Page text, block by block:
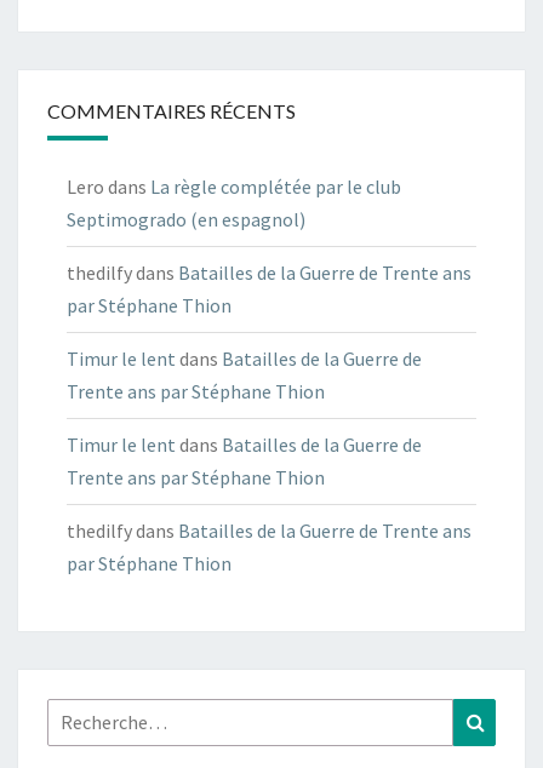
COMMENTAIRES RÉCENTS
Lero dans La règle complétée par le club
Septimogrado (en espagnol)
thedilfydans Batailles de la Guerre de Trente ans
par Stéphane Thion
Timur le lent dans Batailles de la Guerre de
Trente ans par Stéphane Thion
Timur le lent dans Batailles de la Guerre de
Trente ans par Stéphane Thion
thedilfydans Batailles de la Guerre de Trente ans
par Stéphane Thion
Rechercher :